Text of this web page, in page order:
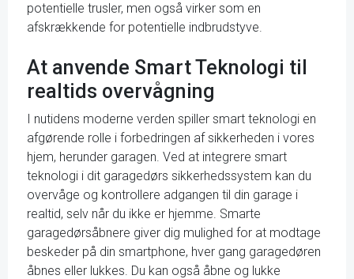
potentielle trusler, men også virker som en
afskrækkende for potentielle indbrudstyve.
At anvende Smart Teknologi til
realtids overvågning
I nutidens moderne verden spiller smart teknologi en
afgørende rolle i forbedringen af sikkerheden i vores
hjem, herunder garagen. Ved at integrere smart
teknologi i dit garagedørs sikkerhedssystem kan du
overvåge og kontrollere adgangen til din garage i
realtid, selv når du ikke er hjemme. Smarte
garagedørsåbnere giver dig mulighed for at modtage
beskeder på din smartphone, hver gang garagedøren
åbnes eller lukkes. Du kan også åbne og lukke